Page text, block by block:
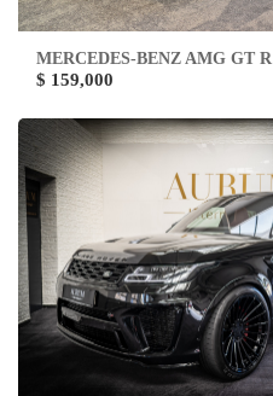
MERCEDES-BENZ AMG GT R
$ 159,000